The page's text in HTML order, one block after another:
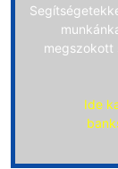
megszokott
Ide